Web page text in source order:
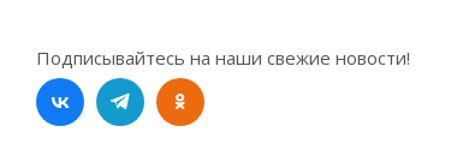
Подписывайтесь на наши свежие новости!